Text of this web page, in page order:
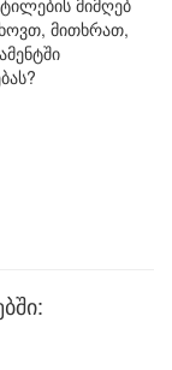
მიმღებ
მითხრათ,